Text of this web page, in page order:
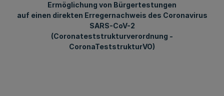
Ermöglichung von Bürgertestungen
auf einen direkten Erregernachweis des Coronavirus
SARS-CoV-2
(Coronateststrukturverordnung -
CoronaTeststrukturVO)